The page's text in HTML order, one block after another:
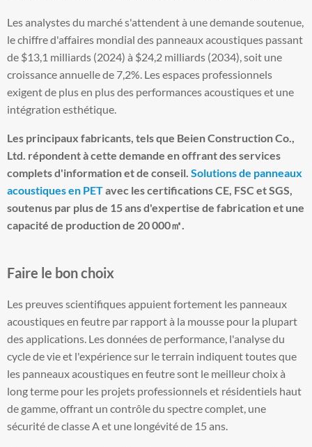
Les analystes du marché s'attendent à une demande soutenue,
le chiffre d'affaires mondial des panneaux acoustiques passant
de $13,1 milliards (2024) à $24,2 milliards (2034), soit une
croissance annuelle de 7,2%. Les espaces professionnels
exigent de plus en plus des performances acoustiques et une
intégration esthétique.
Les principaux fabricants, tels que Beien Construction Co.,
Ltd. répondent à cette demande en offrant des services
complets d'information et de conseil. Solutions de panneaux
acoustiques en PETavec les certifications CE, FSC et SGS,
soutenus par plus de 15 ans d'expertise de fabrication et une
capacité de production de 20 000㎡.
Faire le bon choix
Les preuves scientifiques appuient fortement les panneaux
acoustiques en feutre par rapport à la mousse pour la plupart
des applications. Les données de performance, l'analyse du
cycle de vie et l'expérience sur le terrain indiquent toutes que
les panneaux acoustiques en feutre sont le meilleur choix à
long terme pour les projets professionnels et résidentiels haut
de gamme, offrant un contrôle du spectre complet, une
sécurité de classe A et une longévité de 15 ans.